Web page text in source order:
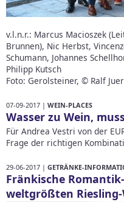
v.l.n.r.: Marcus Macioszek
Brunnen), Nic Herbst,
Schumann, Johannes
Philipp Kutsch
Foto: Gerolsteiner, © Ralf
07-09-2017 | WEIN-PLACES
Wasser zu Wein,
Für Andrea Vestri von der
Frage der richtigen
29-06-2017 | GETRÄNKE-
Fränkische
weltgrößten